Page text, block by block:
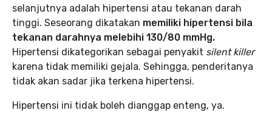
selanjutnya adalah hipertensi atau tekanan darah
tinggi. Seseorang dikatakan memiliki hipertensi bila
tekanan darahnya melebihi 130/80 mmHg.
Hipertensi dikategorikan sebagai penyakit silent killer
karena tidak memiliki gejala. Sehingga, penderitanya
tidak akan sadar jika terkena hipertensi.
Hipertensi ini tidak boleh dianggap enteng, ya.